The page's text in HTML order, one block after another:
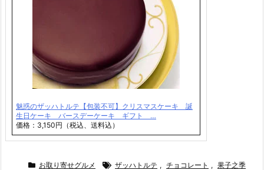
魅惑のザッハトルテ【包装不可】クリスマスケーキ 誕
生日ケーキ バースデーケーキ ギフト …
価格：3,150円（税込、送料込）
お取り寄せグルメ ザッハトルテ , チョコレート , 果子之季